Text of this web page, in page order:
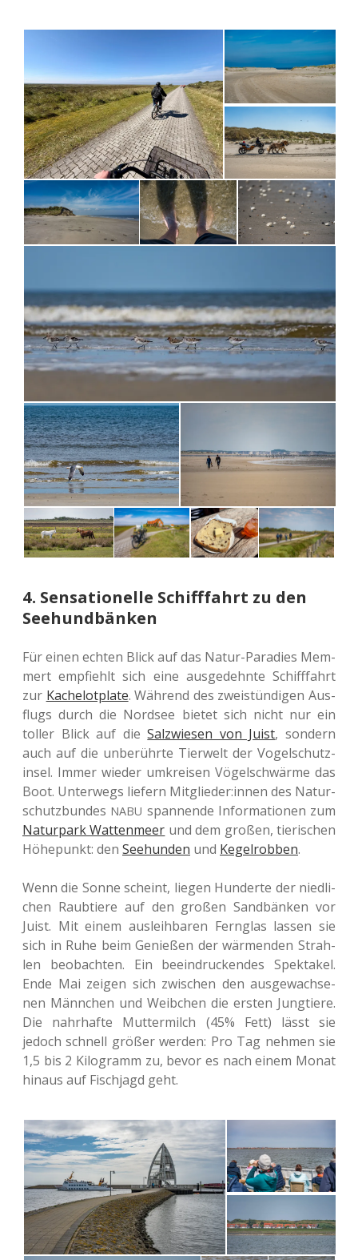
4. Sensationelle Schifffahrt zu den
Seehundbänken
Für einen echten Blick auf das Natur-Para­dies Mem­
mert emp­fiehlt sich eine aus­ge­dehn­te Schiff­fahrt
zur Kache­lot­p­la­te. Wäh­rend des zwei­stün­di­gen Aus­
flugs durch die Nord­see bietet sich nicht nur ein
toller Blick auf dieSalz­wie­sen von Juist, son­dern
auch auf die unbe­rühr­te Tier­welt der Vogel­schutz­
in­sel. Immer wieder umkrei­sen Vögel­schwär­me das
Boot. Unter­wegs lie­fern Mitglieder:innen des Natur­
schutz­bun­des NABU span­nen­de Infor­ma­tio­nen zum
Natur­park Wat­ten­meer und dem großen, tie­ri­schen
Höhe­punkt: den See­hun­den und Kegel­rob­ben.
Wenn die Sonne scheint, liegen Hun­der­te der nied­li­
chen Raub­tie­re auf den großen Sand­bän­ken vor
Juist. Mit einem aus­leih­ba­ren Fern­glas lassen sie
sich in Ruhe beim Genie­ßen der wär­men­den Strah­
len beob­ach­ten. Ein beein­dru­cken­des Spek­ta­kel.
Ende Mai zeigen sich zwi­schen den aus­ge­wach­se­
nen Männ­chen und Weib­chen die ersten Jung­tie­re.
Die nahr­haf­te Mut­ter­milch (45% Fett) lässt sie
jedoch schnell größer werden: Pro Tag nehmen sie
1,5 bis 2 Kilo­gramm zu, bevor es nach einem Monat
hinaus auf Fisch­jagd geht.